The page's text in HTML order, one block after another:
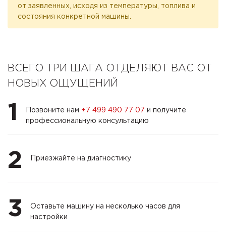
от заявленных, исходя из температуры, топлива и
состояния конкретной машины.
ВСЕГО ТРИ ШАГА ОТДЕЛЯЮТ ВАС ОТ
НОВЫХ ОЩУЩЕНИЙ
1 Позвоните нам +7 499 490 77 07 и получите
профессиональную консультацию
2 Приезжайте на диагностику
3
Оставьте машину на несколько часов для
настройки